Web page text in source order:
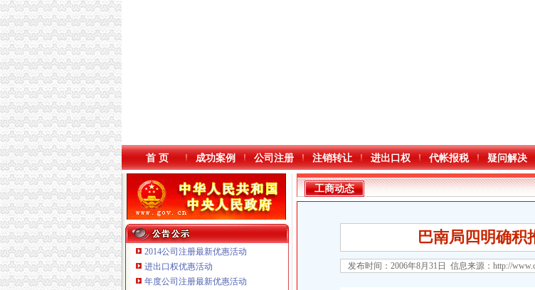
本站导航
首 页 成功案例 公司注册 注销转让 进出口权 代帐报税 疑问解决
2014公司注册最新优惠活动
进出口权优惠活动
年度公司注册最新优惠活动
工商动态
巴南局四明确积
发布时间：2006年8月31日 信息来源： http://